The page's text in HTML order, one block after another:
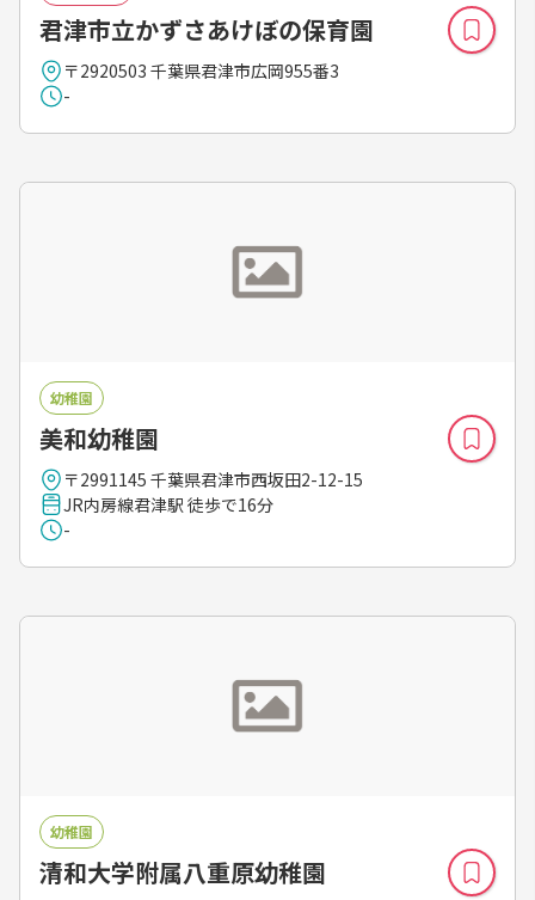
君津市立かずさあけぼの保育園
〒2920503 千葉県君津市広岡955番3
-
幼稚園
美和幼稚園
〒2991145 千葉県君津市西坂田2-12-15
JR内房線君津駅 徒歩で16分
-
幼稚園
清和大学附属八重原幼稚園